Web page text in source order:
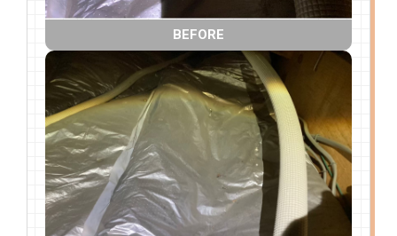
BEFORE